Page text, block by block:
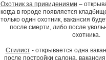
Охотник за привидениями –
когда в городе появляется
только один охотник, вакансия
после смерти, либо после
охотника.
Стилист- открывается одна
после постройки салона,